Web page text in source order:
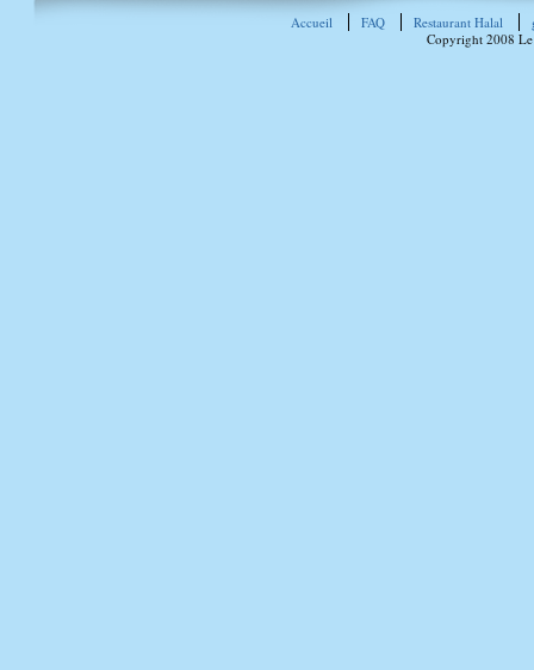
Accueil FAQ Restaurant Halal
Copyright 2008